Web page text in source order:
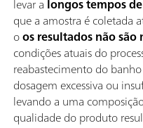
levar a longos tempos
que a amostra é coletada
oos resultados não
condições atuais do
reabastecimento do
dosagem excessiva ou
levando a uma
qualidade do produto